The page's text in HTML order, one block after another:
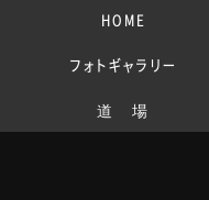
HOME
フォトギャラリー
道 場